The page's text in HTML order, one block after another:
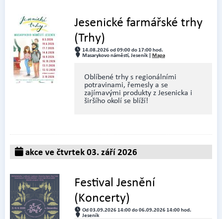
Jesenické farmářské trhy
(Trhy)
14.08.2026 od 09:00 do 17:00 hod.
Masarykovo náměstí, Jeseník | Mapa
Oblíbené trhy s regionálními
potravinami, řemesly a se
zajímavými produkty z Jesenicka i
širšího okolí se blíží!
akce ve čtvrtek 03. září 2026
Festival Jesnění
(Koncerty)
Od 03.09.2026 14:00 do 06.09.2026 14:00 hod.
Jeseník